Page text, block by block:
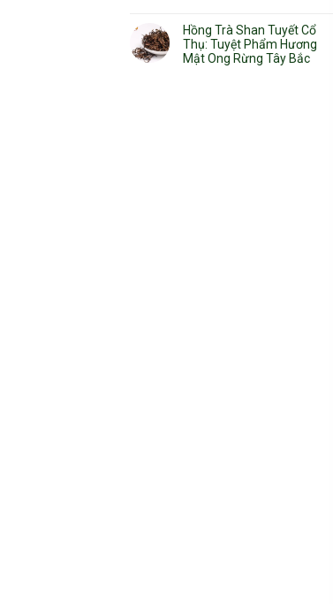
Hồng Trà Shan Tuyết Cổ
Thụ: Tuyệt Phẩm Hương
Mật Ong Rừng Tây Bắc